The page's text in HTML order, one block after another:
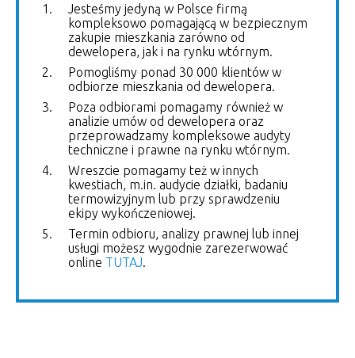
Jesteśmy jedyną w Polsce firmą
kompleksowo pomagającą w bezpiecznym
zakupie mieszkania zarówno od
dewelopera, jak i na rynku wtórnym.
Pomogliśmy ponad 30 000 klientów w
odbiorze mieszkania od dewelopera.
Poza odbiorami pomagamy również w
analizie umów od dewelopera oraz
przeprowadzamy kompleksowe audyty
techniczne i prawne na rynku wtórnym.
Wreszcie pomagamy też w innych
kwestiach, m.in. audycie działki, badaniu
termowizyjnym lub przy sprawdzeniu
ekipy wykończeniowej.
Termin odbioru, analizy prawnej lub innej
usługi możesz wygodnie zarezerwować
online TUTAJ